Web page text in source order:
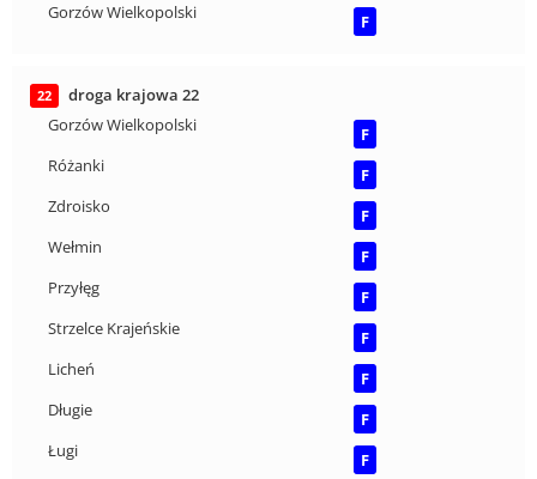
Gorzów Wielkopolski F
22
droga krajowa 22
Gorzów Wielkopolski
F
Różanki
F
Zdroisko
F
Wełmin
F
Przyłęg
F
Strzelce Krajeńskie
F
Licheń
F
Długie
F
Ługi
F